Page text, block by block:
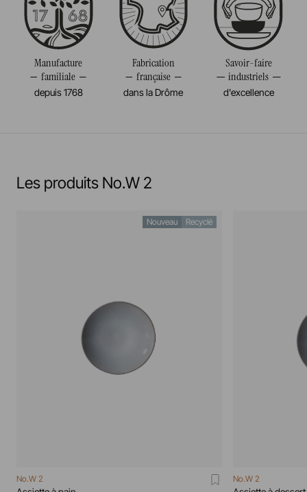
Résiste au congélateur et aux chocs thermiques
(-20°c)
Pas de cuisson à la flamme, ni gaz, ni électrique
Volume 20CL
Poids 0,140KG
Manufacture
familiale
depuis 1768
Fabrication
française
dans la Drôme
Savoir-faire
industriels
d'excellence
Les produits No.W 2
Nouveau Recyclé
No.W 2 No.W 2